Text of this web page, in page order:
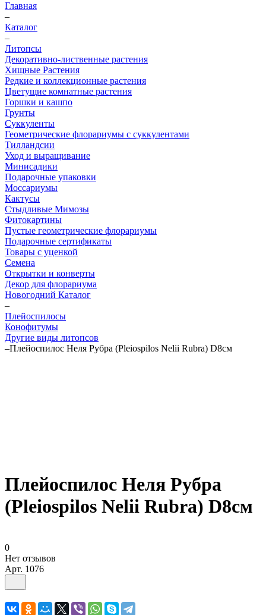
Главная
–
Каталог
–
Литопсы
Декоративно-лиственные растения
Хищные Растения
Редкие и коллекционные растения
Цветущие комнатные растения
Горшки и кашпо
Грунты
Суккуленты
Геометрические флорариумы с суккулентами
Тилландсии
Уход и выращивание
Минисадики
Подарочные упаковки
Моссариумы
Кактусы
Стыдливые Мимозы
Фитокартины
Пустые геометрические флорариумы
Подарочные сертификаты
Товары с уценкой
Семена
Открытки и конверты
Декор для флорариума
Новогодний Каталог
–
Плейоспилосы
Конофитумы
Другие виды литопсов
–Плейоспилос Неля Рубра (Pleiospilos Nelii Rubra) D8см
Плейоспилос Неля Рубра
(Pleiospilos Nelii Rubra) D8см
0
Нет отзывов
Арт. 1076